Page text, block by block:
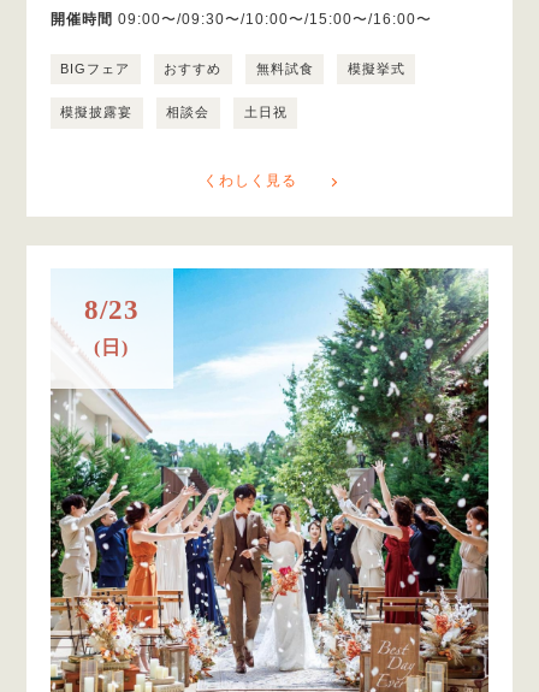
開催時間 09:00〜/09:30〜/10:00〜/15:00〜/16:00〜
BIGフェア おすすめ 無料試食 模擬挙式
模擬披露宴 相談会 土日祝
くわしく見る
8/23
(日)